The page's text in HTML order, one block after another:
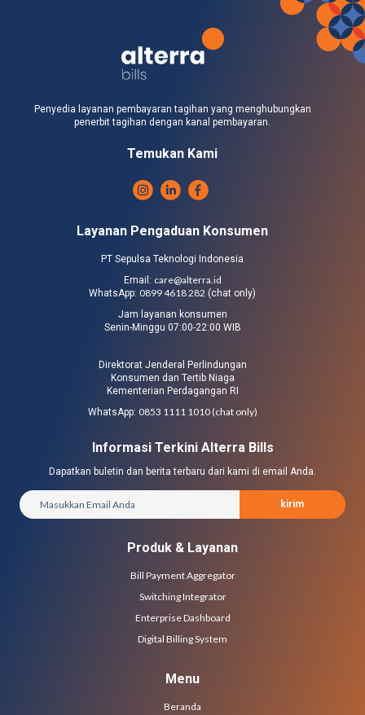
Penyedia layanan pembayaran tagihan yang menghubungkan
penerbit tagihan dengan kanal pembayaran.
Temukan Kami
Layanan Pengaduan Konsumen
PT Sepulsa Teknologi Indonesia
Email: care@alterra.id
WhatsApp: 0899 4618 282 (chat only)
Jam layanan konsumen
Senin-Minggu 07:00-22:00 WIB
Direktorat Jenderal Perlindungan
Konsumen dan Tertib Niaga
Kementerian Perdagangan RI
WhatsApp: 0853 1111 1010 (chat only)
Informasi Terkini Alterra Bills
Dapatkan buletin dan berita terbaru dari kami di email Anda.
kirim
Produk & Layanan
Bill Payment Aggregator
Switching Integrator
Enterprise Dashboard
Digital Billing System
Menu
Beranda